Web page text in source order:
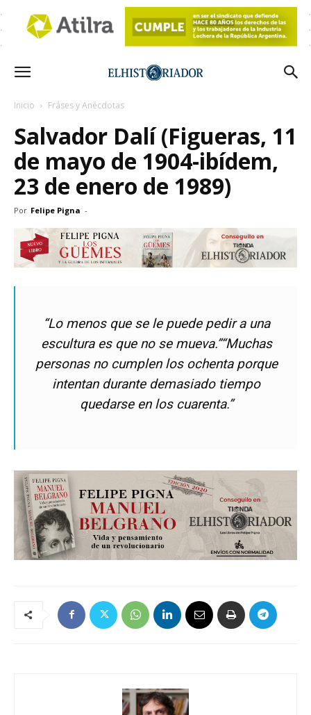
Inicio Fráses y Anécdotas
Salvador Dalí (Figueras, 11
de mayo de 1904-ibídem,
23 de enero de 1989)
Por Felipe Pigna -
“Lo menos que se le puede pedir a una
escultura es que no se mueva.”“Muchas
personas no cumplen los ochenta porque
intentan durante demasiado tiempo
quedarse en los cuarenta.”